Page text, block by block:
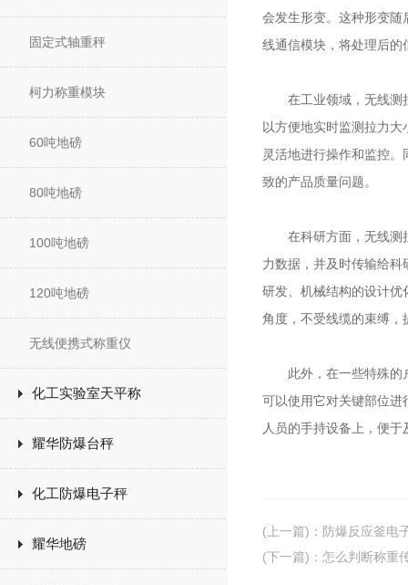
固定式轴重秤
柯力称重模块
60吨地磅
80吨地磅
100吨地磅
120吨地磅
无线便携式称重仪
化工实验室天平称
耀华防爆台秤
化工防爆电子秤
耀华地磅
会发生形变。这种形变
线通信模块，将处理后
在工业领域，无线测拉
以方便地实时监测拉力
灵活地进行操作和监控
致的产品质量问题。
在科研方面，无线测拉
力数据，并及时传输给
研发、机械结构的设计
角度，不受线缆的束缚
此外，在一些特殊的
可以使用它对关键部位
人员的手持设备上，便
(上一篇) ： 防爆反应釜电
(下一篇) ： 怎么判断称重